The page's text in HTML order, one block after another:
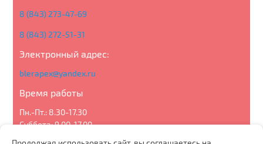
8 (843) 273-47-69
8 (843) 272-51-31
Электронный адрес:
blerapex@yandex.ru
Время работы
Пн.-Пт.: 8.30-17.30
Суббота: 9.00-17.00